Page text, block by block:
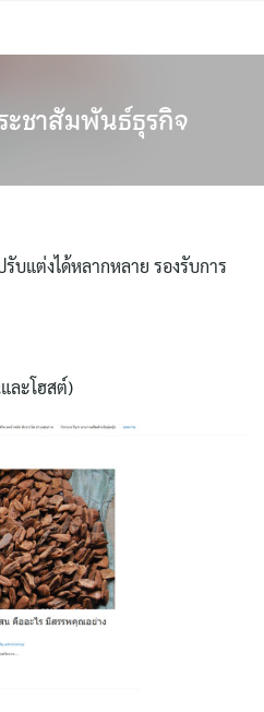
ชาสัมพันธ์ธุรกิจ
บแต่งได้หลากหลาย รองรับการ
ละโฮสต์)